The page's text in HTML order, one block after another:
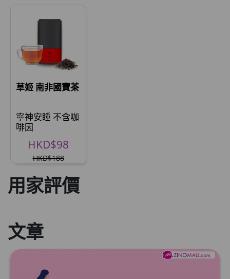
草姬 南非國寶茶
寧神安睡 不含咖
啡因
HKD$98
HKD$188
用家評價
文章